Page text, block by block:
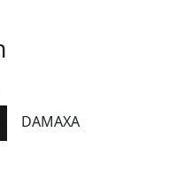
DAMAXA